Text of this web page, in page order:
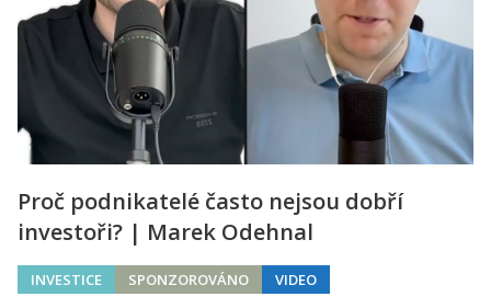
Proč podnikatelé často nejsou dobří
investoři? | Marek Odehnal
INVESTICE SPONZOROVÁNO VIDEO